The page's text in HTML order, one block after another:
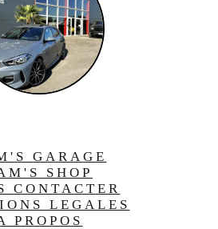
GARAGE
SHOP
CONTACTER
LEGALES
PROPOS